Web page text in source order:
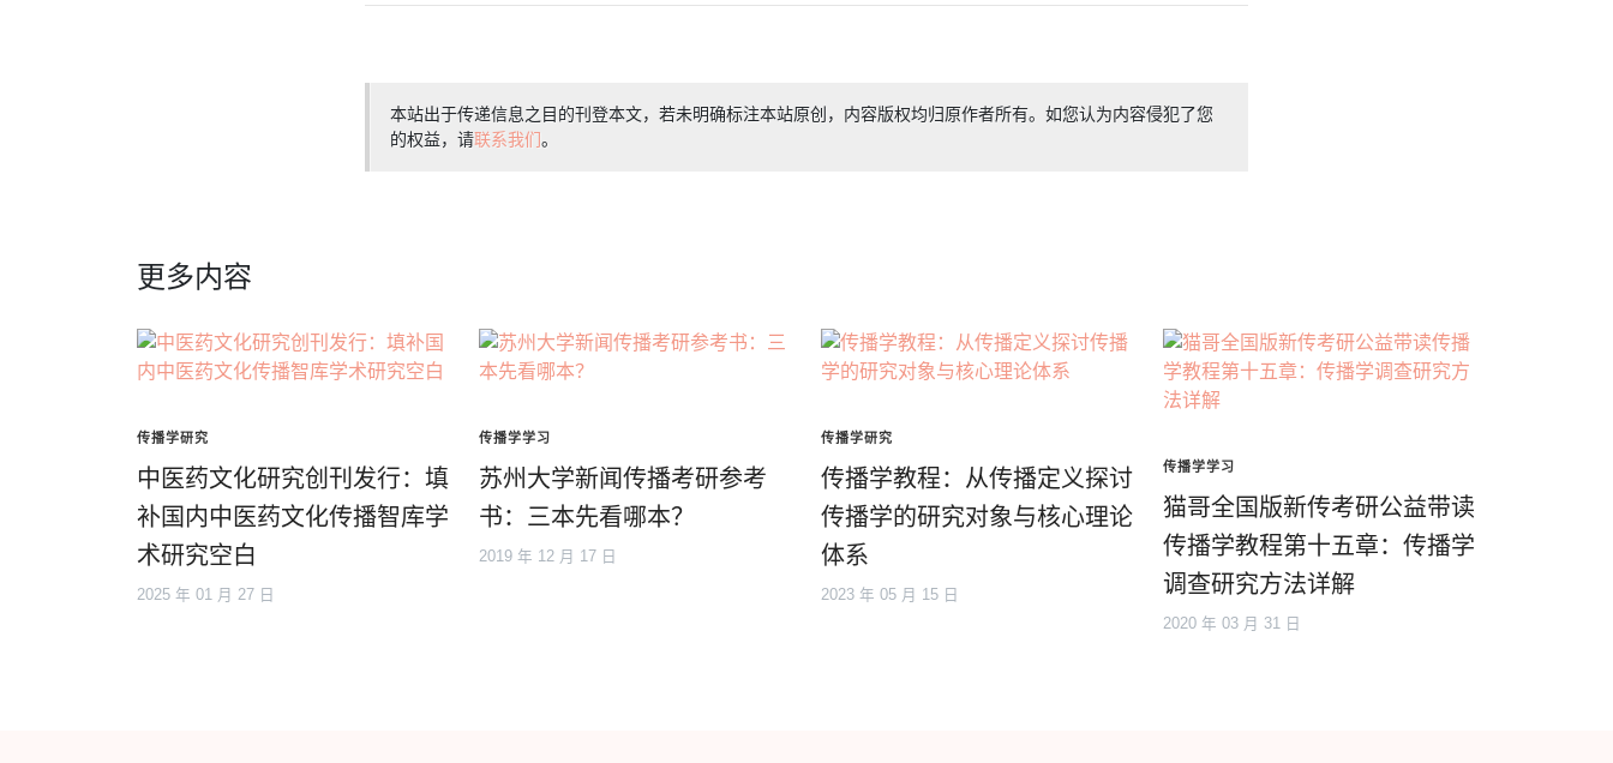
本站出于传递信息之目的刊登本文，若未明确标注本站原创，内容版权均归原作者所有。如您认为内容侵犯了您
的权益，请联系我们。
更多内容
传播学研究
中医药文化研究创刊发行：填
补国内中医药文化传播智库学
术研究空白
2025 年 01 月 27 日
传播学学习
苏州大学新闻传播考研参考
书：三本先看哪本？
2019 年 12 月 17 日
传播学研究
传播学教程：从传播定义探讨
传播学的研究对象与核心理论
体系
2023 年 05 月 15 日
传播学学习
猫哥全国版新传考研公益带读
传播学教程第十五章：传播学
调查研究方法详解
2020 年 03 月 31 日